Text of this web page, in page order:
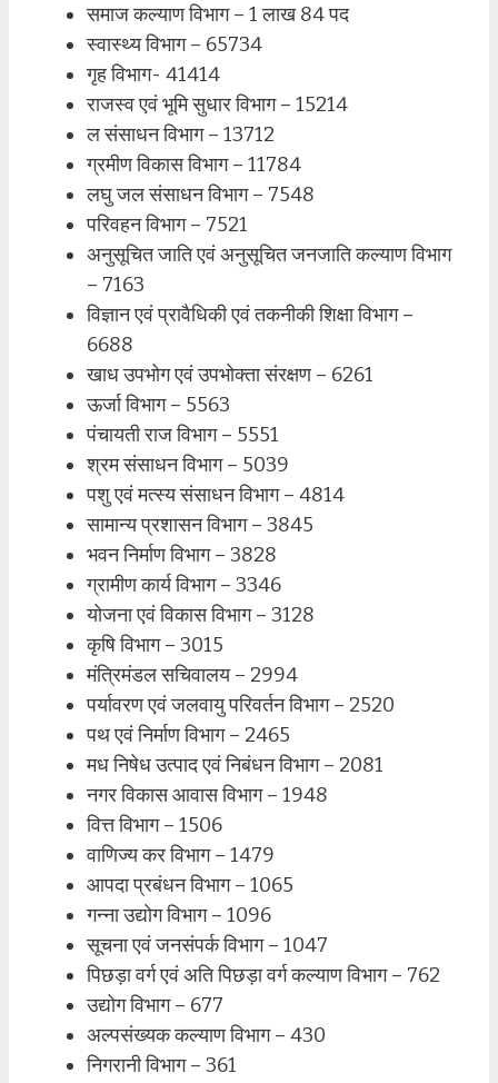
समाज कल्याण विभाग – 1 लाख 84 पद
स्वास्थ्य विभाग – 65734
गृह विभाग- 41414
राजस्व एवं भूमि सुधार विभाग – 15214
ल संसाधन विभाग – 13712
ग्रमीण विकास विभाग – 11784
लघु जल संसाधन विभाग – 7548
परिवहन विभाग – 7521
अनुसूचित जाति एवं अनुसूचित जनजाति कल्याण विभाग
– 7163
विज्ञान एवं प्रावैधिकी एवं तकनीकी शिक्षा विभाग –
6688
खाध उपभोग एवं उपभोक्ता संरक्षण – 6261
ऊर्जा विभाग – 5563
पंचायती राज विभाग – 5551
श्रम संसाधन विभाग – 5039
पशु एवं मत्स्य संसाधन विभाग – 4814
सामान्य प्रशासन विभाग – 3845
भवन निर्माण विभाग – 3828
ग्रामीण कार्य विभाग – 3346
योजना एवं विकास विभाग – 3128
कृषि विभाग – 3015
मंत्रिमंडल सचिवालय – 2994
पर्यावरण एवं जलवायु परिवर्तन विभाग – 2520
पथ एवं निर्माण विभाग – 2465
मध निषेध उत्पाद एवं निबंधन विभाग – 2081
नगर विकास आवास विभाग – 1948
वित्त विभाग – 1506
वाणिज्य कर विभाग – 1479
आपदा प्रबंधन विभाग – 1065
गन्ना उद्योग विभाग – 1096
सूचना एवं जनसंपर्क विभाग – 1047
पिछड़ा वर्ग एवं अति पिछड़ा वर्ग कल्याण विभाग – 762
उद्योग विभाग – 677
अल्पसंख्यक कल्याण विभाग – 430
निगरानी विभाग – 361